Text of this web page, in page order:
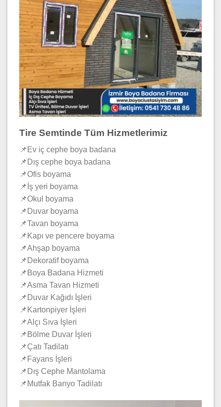
Tire Semtinde Tüm Hizmetlerimiz
📌Ev iç cephe boya badana
📌Dış cephe boya badana
📌Ofis boyama
📌İş yeri boyama
📌Okul boyama
📌Duvar boyama
📌Tavan boyama
📌Kapı ve pencere boyama
📌Ahşap boyama
📌Dekoratif boyama
📌Boya Badana Hizmeti
📌Asma Tavan Hizmeti
📌Duvar Kağıdı İşleri
📌Kartonpiyer İşleri
📌Alçı Sıva İşleri
📌Bölme Duvar İşleri
📌Çatı Tadilatı
📌Fayans İşleri
📌Dış Cephe Mantolama
📌Mutfak Banyo Tadilatı